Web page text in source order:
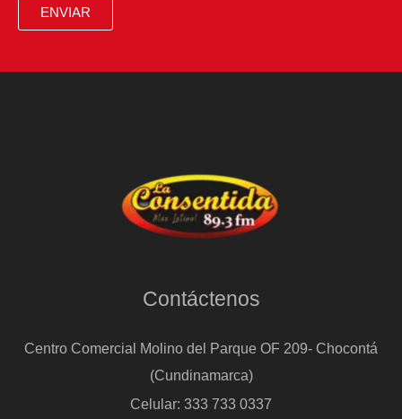
ENVIAR
Contáctenos
Centro Comercial Molino del Parque OF 209- Chocontá
(Cundinamarca)
Celular: 333 733 0337